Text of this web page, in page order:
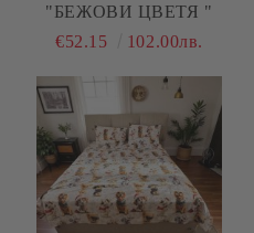
"БЕЖОВИ ЦВЕТЯ "
€52.15
102.00лв.